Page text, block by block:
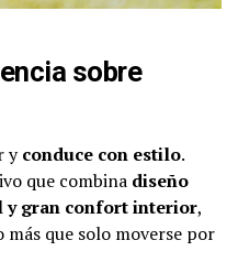
sobre
yconduce con estilo.
que combina diseño
y gran confort interior,
más que solo moverse por